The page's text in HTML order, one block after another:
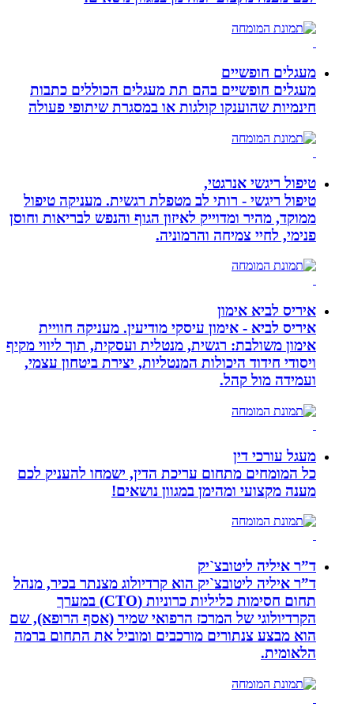
מעגלים חופשיים
מעגלים חופשיים בהם תת מעגלים הכוללים כתבות
חינמיות שהוענקו קולגות או במסגרת שיתופי פעולה
טיפול ריגשי אנרגטי,
טיפול ריגשי - רותי לב מטפלת רגשית. מעניקה טיפול
ממוקד, מהיר ומדוייק לאיזון הגוף והנפש לבריאות וחוסן
פנימי, לחיי צמיחה והרמוניה.
איריס לביא אימון
איריס לביא - אימון עיסקי מודיעין. מעניקה חוויית
אימון משולבת: רגשית, מנטלית ועסקית, תוך ליווי מקיף
ויסודי חידוד היכולות המנטליות, יצירת ביטחון עצמי,
ועמידה מול קהל.
מעגל עורכי דין
כל המומחים מתחום עריכת הדין, ישמחו להעניק לכם
מענה מקצועי ומהימן במגוון נושאים!
ד”ר איליה ליטובצ`יק
ד”ר איליה ליטובצ`יק הוא קרדיולוג מצנתר בכיר, מנהל
תחום חסימות כליליות כרוניות (CTO) במערך
הקרדיולוגי של המרכז הרפואי שמיר (אסף הרופא), שם
הוא מבצע צנתורים מורכבים ומוביל את התחום ברמה
הלאומית.